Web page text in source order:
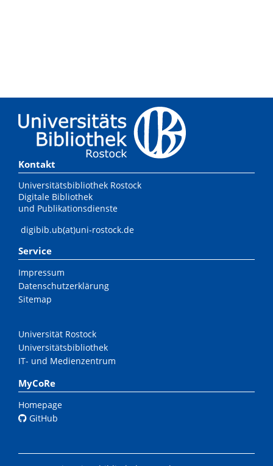
Kontakt
Universitätsbibliothek Rostock
Digitale Bibliothek
und Publikationsdienste
digibib.ub(at)uni-rostock.de
Service
Impressum
Datenschutzerklärung
Sitemap
Universität Rostock
Universitätsbibliothek
IT- und Medienzentrum
MyCoRe
Homepage
GitHub